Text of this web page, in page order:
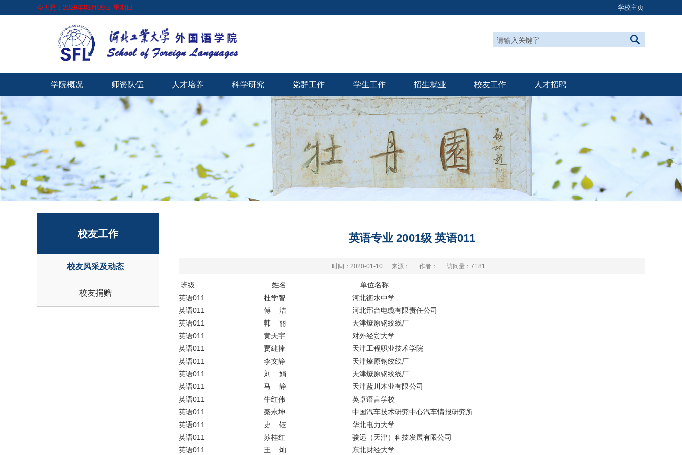
今天是：2026年08月09日 星期日 学校主页
学院概况 师资队伍 人才培养 科学研究 党群工作 学生工作 招生就业 校友工作 人才招聘
校友工作
校友风采及动态
校友捐赠
英语专业 2001级 英语011
时间：2020-01-10 来源： 作者： 访问量： 7181
班级 姓名
单位名称
英语011
杜学智
河北衡水中学
英语011
傅 洁
河北邢台电缆有限责任公司
英语011
韩 丽
天津燎原钢绞线厂
英语011
黄天宇
对外经贸大学
英语011
贾建捧
天津工程职业技术学院
英语011
李文静
天津燎原钢绞线厂
英语011
刘 娟
天津燎原钢绞线厂
英语011
马 静
天津蓝川木业有限公司
英语011
牛红伟
英卓语言学校
英语011
秦永坤
中国汽车技术研究中心汽车情报研究所
英语011
史 钰
华北电力大学
英语011
苏桂红
骏远（天津）科技发展有限公司
英语011
王 灿 东北财经大学